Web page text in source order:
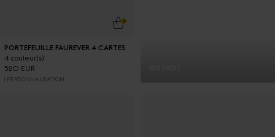
AJOUTER AU PANIER
PORTEFEUILLE FAUREVER 4 CARTES
4 couleur(s)
520 EUR
PERSONNALISATION